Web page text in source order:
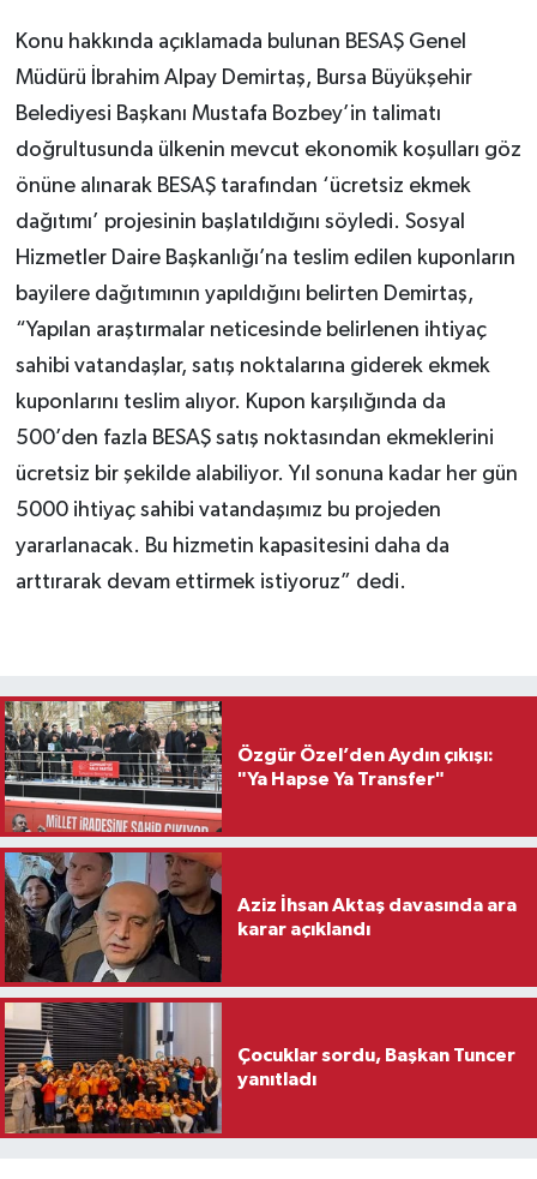
Konu hakkında açıklamada bulunan BESAŞ Genel
Müdürü İbrahim Alpay Demirtaş, Bursa Büyükşehir
Belediyesi Başkanı Mustafa Bozbey’in talimatı
doğrultusunda ülkenin mevcut ekonomik koşulları göz
önüne alınarak BESAŞ tarafından ‘ücretsiz ekmek
dağıtımı’ projesinin başlatıldığını söyledi. Sosyal
Hizmetler Daire Başkanlığı’na teslim edilen kuponların
bayilere dağıtımının yapıldığını belirten Demirtaş,
“Yapılan araştırmalar neticesinde belirlenen ihtiyaç
sahibi vatandaşlar, satış noktalarına giderek ekmek
kuponlarını teslim alıyor. Kupon karşılığında da
500’den fazla BESAŞ satış noktasından ekmeklerini
ücretsiz bir şekilde alabiliyor. Yıl sonuna kadar her gün
5000 ihtiyaç sahibi vatandaşımız bu projeden
yararlanacak. Bu hizmetin kapasitesini daha da
arttırarak devam ettirmek istiyoruz” dedi.
Özgür Özel’den Aydın çıkışı:
"Ya Hapse Ya Transfer"
Aziz İhsan Aktaş davasında ara
karar açıklandı
Çocuklar sordu, Başkan Tuncer
yanıtladı